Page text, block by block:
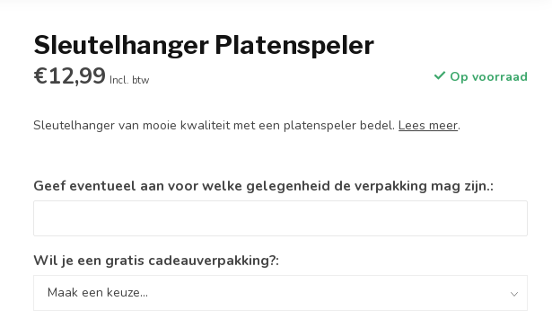
Sleutelhanger Platenspeler
€12,99 Incl. btw Op voorraad
Sleutelhanger van mooie kwaliteit met een platenspeler bedel.Lees meer.
Geef eventueel aan voor welke gelegenheid de verpakking mag zijn.:
Wil je een gratis cadeauverpakking?: